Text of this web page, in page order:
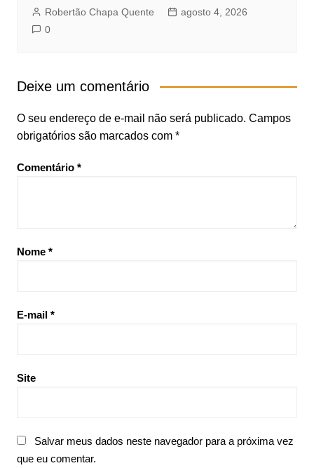
Robertão Chapa Quente
agosto 4, 2026
0
Deixe um comentário
O seu endereço de e-mail não será publicado. Campos
obrigatórios são marcados com *
Comentário *
Nome *
E-mail *
Site
Salvar meus dados neste navegador para a próxima vez
que eu comentar.